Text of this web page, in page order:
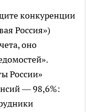
конкуренции
Россия»)
оно
России»
— 98,6%: